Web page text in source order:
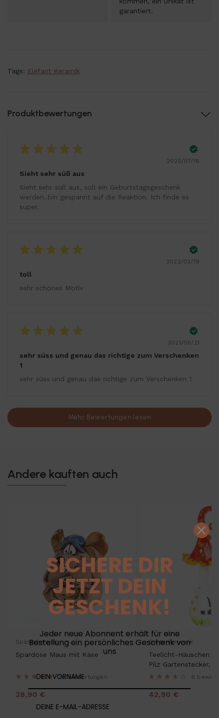
garantiert.
Tags: Elefant Keramik
Produktbewertungen
2025/07/18
Sieht sehr süß aus
Sieht sehr süß aus, soll ein Geburtstagsgeschenk
werden..bin gespannt auf die Reaktion. Ich finde es
super.
2022/02/19
toll
sehr schönes Motiv
2021/06/21
sehr süss und genau das richtige zum Verschenken
1
sehr süss und genau das richtige zum Verschenken 1
Mehr Bewertungen lesen
Andere kauften auch
Sparschweine
Spardose Maus mit Käse
20 bewertungen
28,90 €
Gartenkeramik
Teelicht-Häuschen -
Pilz Gartenstecker,
6
42,90 €
SICHERE DIR
JETZT DEIN
GESCHENK!
Jeder neue Abonnent erhält für eine
Bestellung ein persönliches Geschenk von
uns